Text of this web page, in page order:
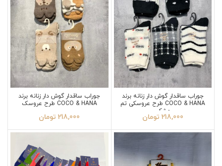
جوراب ساقدار گوش دار زنانه برند
COCO & HANA طرح عروسکی تم
مشکی
218,000 تومان
جوراب ساقدار گوش دار زنانه برند
COCO & HANA طرح عروسک
218,000 تومان